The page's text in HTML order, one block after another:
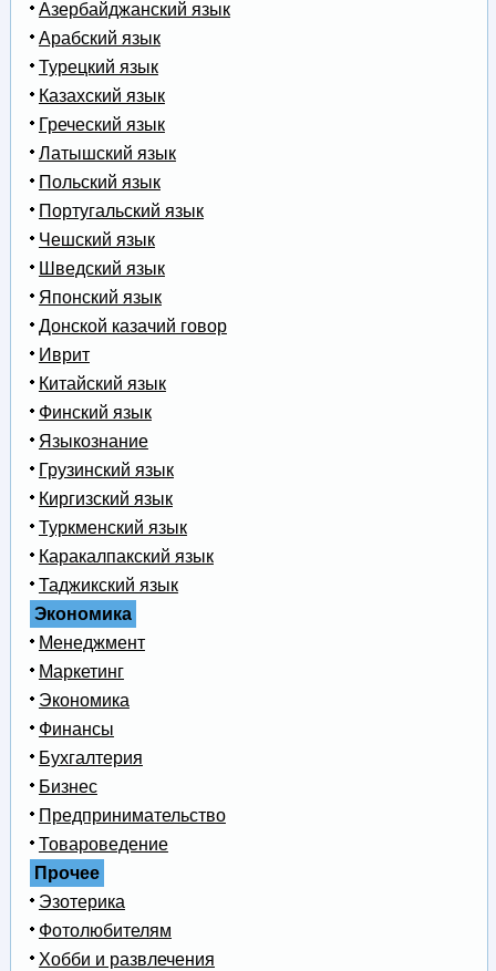
Азербайджанский язык
Арабский язык
Турецкий язык
Казахский язык
Греческий язык
Латышский язык
Польский язык
Португальский язык
Чешский язык
Шведский язык
Японский язык
Донской казачий говор
Иврит
Китайский язык
Финский язык
Языкознание
Грузинский язык
Киргизский язык
Туркменский язык
Каракалпакский язык
Таджикский язык
Экономика
Менеджмент
Маркетинг
Экономика
Финансы
Бухгалтерия
Бизнес
Предпринимательство
Товароведение
Прочее
Эзотерика
Фотолюбителям
Хобби и развлечения